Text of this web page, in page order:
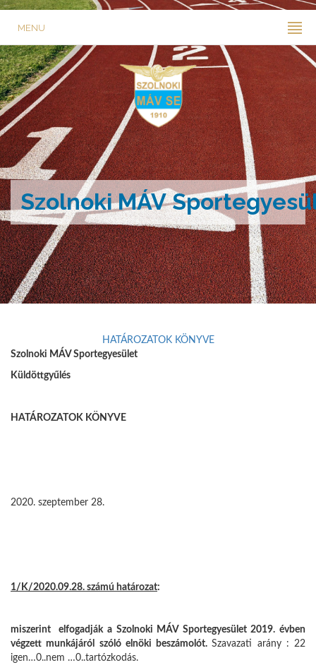
MENU
Szolnoki MÁV
HATÁROZATOK KÖNYVE
Szolnoki MÁV Sportegyesület
Küldöttgyűlés
HATÁROZATOK KÖNYVE
2020. szeptember 28.
1/K/2020.09.28. számú határozat:
miszerint elfogadják a Szolnoki MÁV Sportegyesület 2019. évben
végzett munkájáról szóló elnöki beszámolót.Szavazati arány : 22
igen…0..nem …0..tartózkodás.